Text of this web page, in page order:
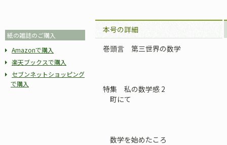
紙の雑誌のご購入
Amazonで購入
楽天ブックスで購入
セブンネットショッピング
で購入
本号の詳細
巻頭言 第三世界の数学
特集 私の数学感 2
町にて
数学を始めたころ